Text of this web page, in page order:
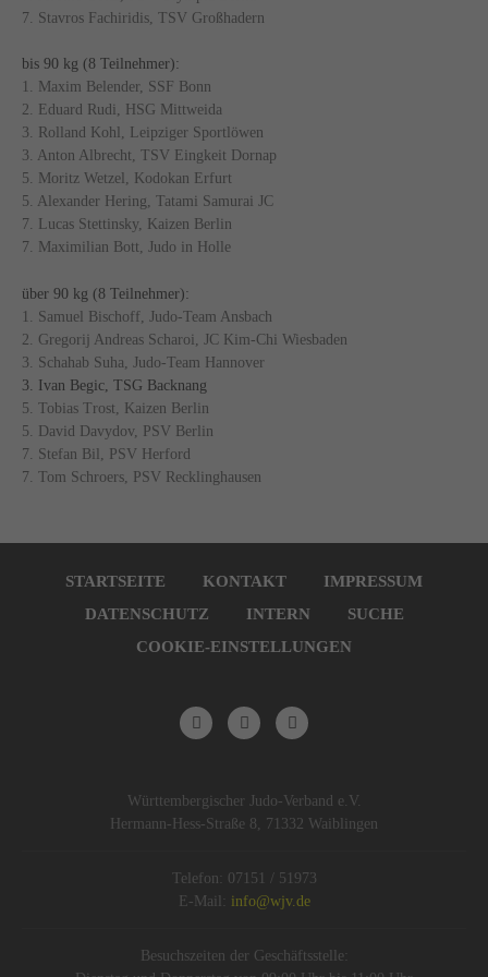
7. Stavros Fachiridis, TSV Großhadern
bis 90 kg (8 Teilnehmer):
1. Maxim Belender, SSF Bonn
2. Eduard Rudi, HSG Mittweida
3. Rolland Kohl, Leipziger Sportlöwen
3. Anton Albrecht, TSV Eingkeit Dornap
5. Moritz Wetzel, Kodokan Erfurt
5. Alexander Hering, Tatami Samurai JC
7. Lucas Stettinsky, Kaizen Berlin
7. Maximilian Bott, Judo in Holle
über 90 kg (8 Teilnehmer):
1. Samuel Bischoff, Judo-Team Ansbach
2. Gregorij Andreas Scharoi, JC Kim-Chi Wiesbaden
3. Schahab Suha, Judo-Team Hannover
3. Ivan Begic, TSG Backnang
5. Tobias Trost, Kaizen Berlin
5. David Davydov, PSV Berlin
7. Stefan Bil, PSV Herford
7. Tom Schroers, PSV Recklinghausen
überspringenSTARTSEITE KONTAKT
IMPRESSUM
DATENSCHUTZ
INTERN
SUCHE
COOKIE-EINSTELLUNGEN
Württembergischer Judo-Verband e.V.
Hermann-Hess-Straße 8, 71332 Waiblingen
Telefon: 07151 / 51973
E-Mail: info@wjv.de
Besuchszeiten der Geschäftsstelle: